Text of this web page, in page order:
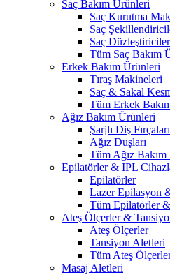
Saç Bakım Ürünleri
Saç Kurutma
Saç
Saç
Tüm Saç Bakım
Erkek Bakım Ürünleri
Tıraş Makineleri
Saç & Sakal
Tüm Erkek
Ağız Bakım Ürünleri
Şarjlı Diş Fırçaları
Ağız Duşları
Tüm Ağız
Epilatörler & IPL
Epilatörler
Lazer Epilasyon
Tüm Epilatörler
Ateş Ölçerler &
Ateş Ölçerler
Tansiyon Aletleri
Tüm Ateş
Masaj Aletleri